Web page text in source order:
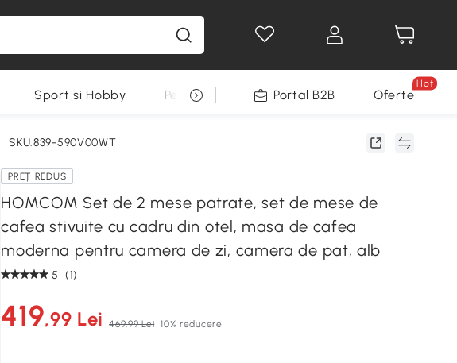
Sport si Hobby Pentru animale Decoratiuni Sarbatori
Portal B2B Oferte
Hot
SKU:839-590V00WT
PREȚ REDUS
HOMCOM Set de 2 mese patrate, set de mese de
cafea stivuite cu cadru din otel, masa de cafea
moderna pentru camera de zi, camera de pat, alb
5 (1)
419,99 Lei 469,99 Lei 10% reducere